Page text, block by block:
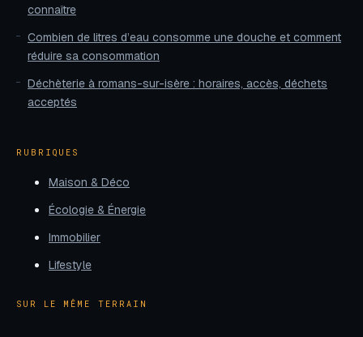
connaître
Combien de litres d’eau consomme une douche et comment
réduire sa consommation
Déchèterie à romans-sur-isère : horaires, accès, déchets
acceptés
RUBRIQUES
Maison & Déco
Écologie & Énergie
Immobilier
Lifestyle
SUR LE MÊME TERRAIN